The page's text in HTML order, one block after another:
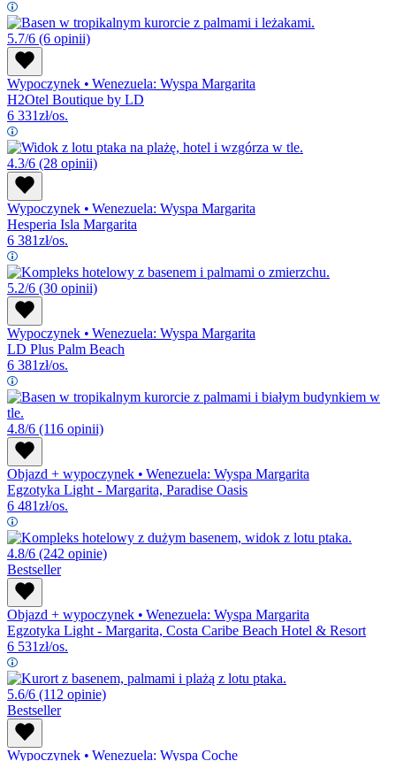
5.7/6 (6 opinii)
Wypoczynek • Wenezuela: Wyspa Margarita
H2Otel Boutique by LD
6 331zł/os.
4.3/6 (28 opinii)
Wypoczynek • Wenezuela: Wyspa Margarita
Hesperia Isla Margarita
6 381zł/os.
5.2/6 (30 opinii)
Wypoczynek • Wenezuela: Wyspa Margarita
LD Plus Palm Beach
6 381zł/os.
4.8/6 (116 opinii)
Objazd + wypoczynek • Wenezuela: Wyspa Margarita
Egzotyka Light - Margarita, Paradise Oasis
6 481zł/os.
4.8/6 (242 opinie)
Bestseller
Objazd + wypoczynek • Wenezuela: Wyspa Margarita
Egzotyka Light - Margarita, Costa Caribe Beach Hotel & Resort
6 531zł/os.
5.6/6 (112 opinie)
Bestseller
Wypoczynek • Wenezuela: Wyspa Coche